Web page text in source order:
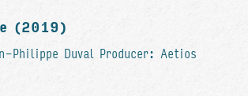
(2019)
Philippe Duval Producer: Aetios